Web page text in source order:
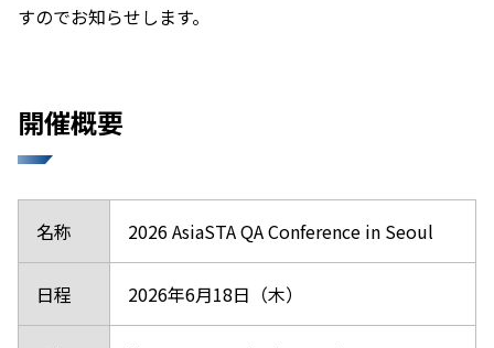
すのでお知らせします。
開催概要
名称 2026 AsiaSTA QA Conference in Seoul
日程 2026年6月18日（木）